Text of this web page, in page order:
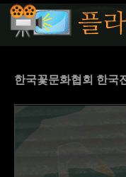
한국꽃문화협회 한국